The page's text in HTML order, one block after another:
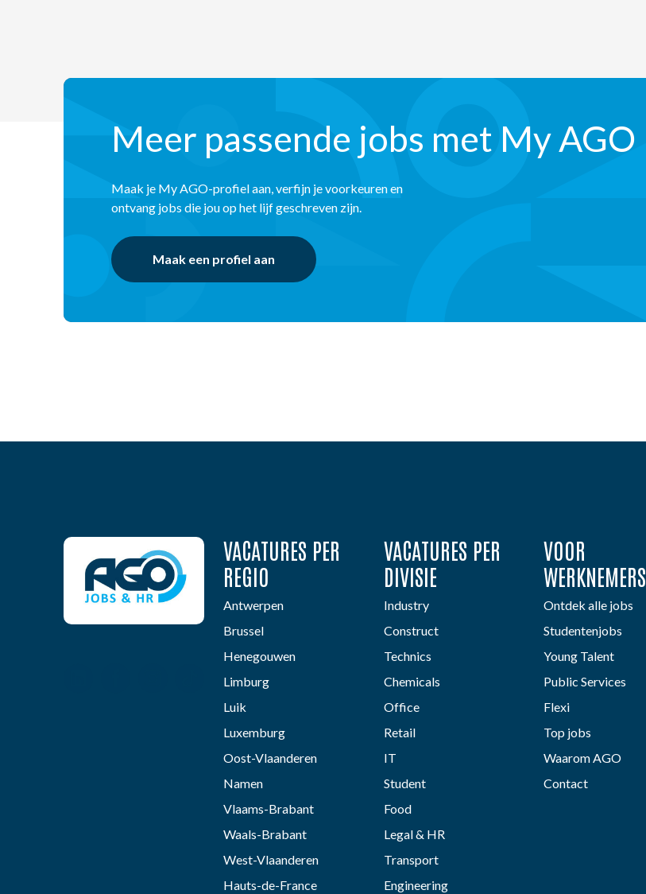
Meer passende jobs met My AGO
Maak je My AGO-profiel aan, verfijn je voorkeuren en
ontvang jobs die jou op het lijf geschreven zijn.
Maak een profiel aan
VACATURES PER
REGIO
Antwerpen
Brussel
Henegouwen
Limburg
Luik
Luxemburg
Oost-Vlaanderen
Namen
Vlaams-Brabant
Waals-Brabant
West-Vlaanderen
Hauts-de-France
VACATURES PER
DIVISIE
Industry
Construct
Technics
Chemicals
Office
Retail
IT
Student
Food
Legal & HR
Transport
Engineering
VOOR
WERKNEMERS
Ontdek alle jobs
Studentenjobs
Young Talent
Public Services
Flexi
Top jobs
Waarom AGO
Contact